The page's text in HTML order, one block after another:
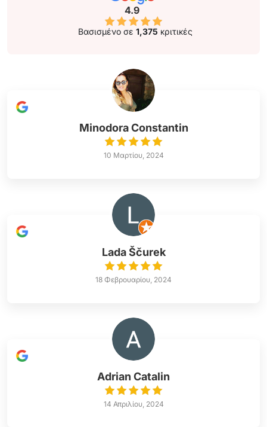
4.9
Βασισμένο σε 1,375 κριτικές
Minodora Constantin
10 Μαρτίου, 2024
Lada Ščurek
18 Φεβρουαρίου, 2024
Adrian Catalin
14 Απριλίου, 2024